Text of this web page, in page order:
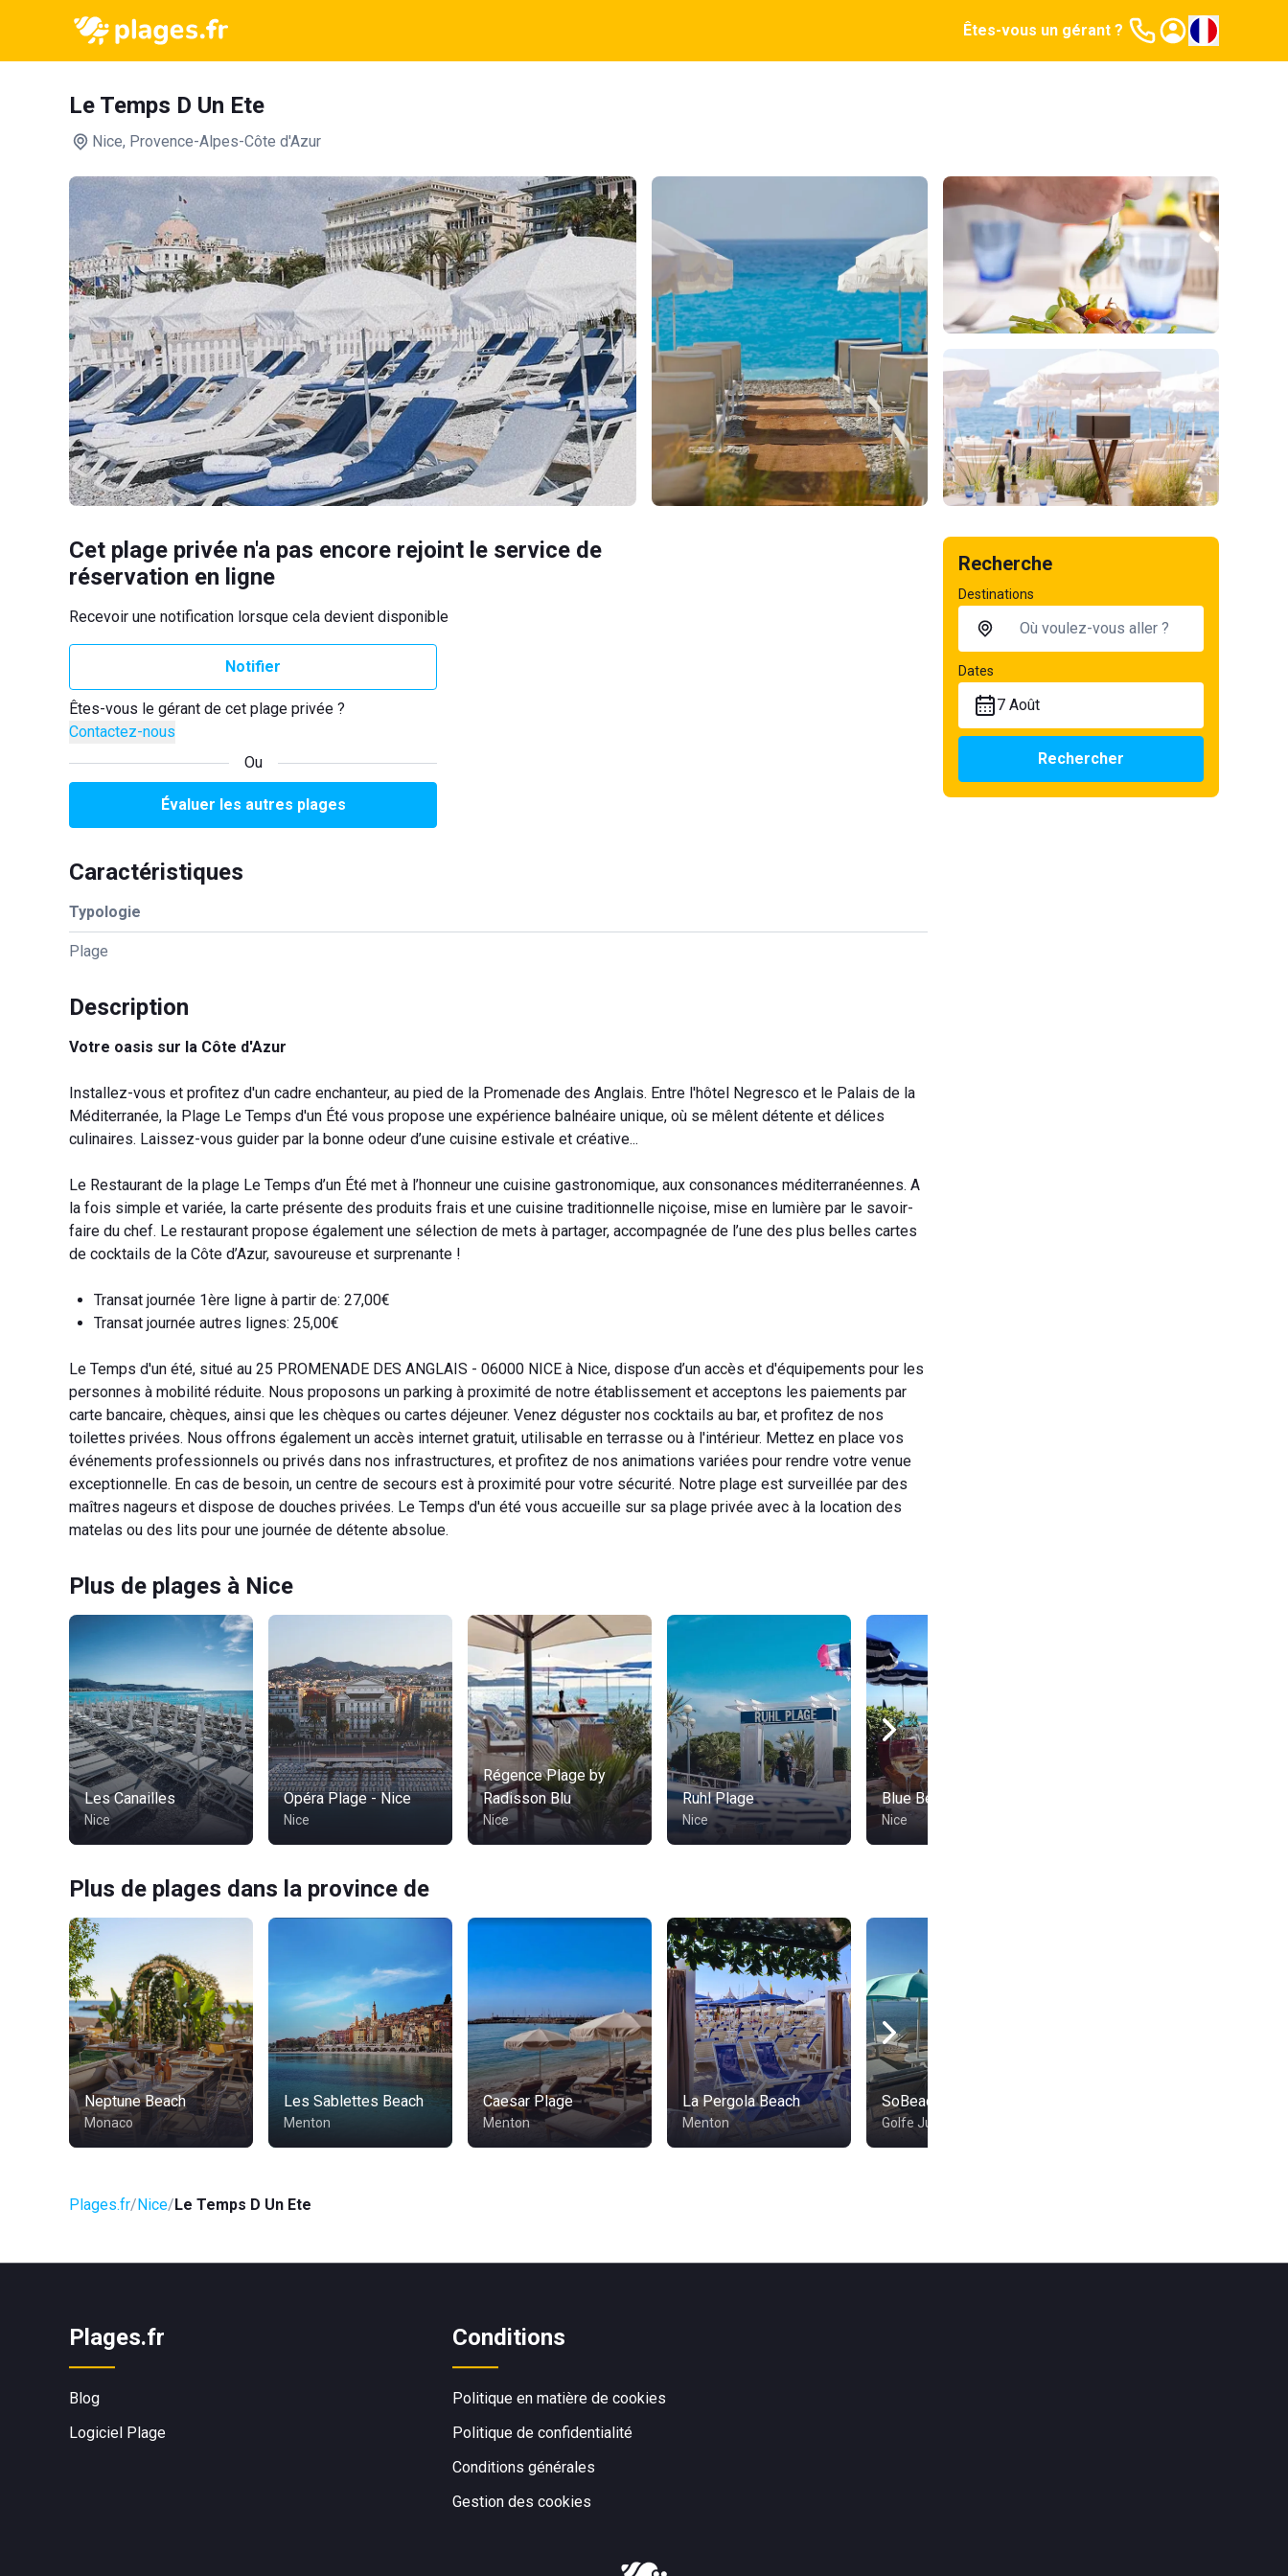
Êtes-vous un gérant ?
Le Temps D Un Ete
Nice, Provence-Alpes-Côte d'Azur
Cet plage privée n'a pas encore rejoint le service de
réservation en ligne
Recevoir une notification lorsque cela devient disponible
Notifier
Êtes-vous le gérant de cet plage privée ?
Contactez-nous
Ou
Évaluer les autres plages
Caractéristiques
Typologie
Plage
Description
Votre oasis sur la Côte d'Azur
Installez-vous et profitez d'un cadre enchanteur, au pied de la Promenade des Anglais. Entre l'hôtel Negresco et le Palais de la
Méditerranée, la Plage Le Temps d'un Été vous propose une expérience balnéaire unique, où se mêlent détente et délices
culinaires. Laissez-vous guider par la bonne odeur d’une cuisine estivale et créative...
Le Restaurant de la plage Le Temps d’un Été met à l’honneur une cuisine gastronomique, aux consonances méditerranéennes. A
la fois simple et variée, la carte présente des produits frais et une cuisine traditionnelle niçoise, mise en lumière par le savoir-
faire du chef. Le restaurant propose également une sélection de mets à partager, accompagnée de l’une des plus belles cartes
de cocktails de la Côte d’Azur, savoureuse et surprenante !
Transat journée 1ère ligne à partir de: 27,00€
Transat journée autres lignes: 25,00€
Le Temps d'un été, situé au 25 PROMENADE DES ANGLAIS - 06000 NICE à Nice, dispose d’un accès et d'équipements pour les
personnes à mobilité réduite. Nous proposons un parking à proximité de notre établissement et acceptons les paiements par
carte bancaire, chèques, ainsi que les chèques ou cartes déjeuner. Venez déguster nos cocktails au bar, et profitez de nos
toilettes privées. Nous offrons également un accès internet gratuit, utilisable en terrasse ou à l'intérieur. Mettez en place vos
événements professionnels ou privés dans nos infrastructures, et profitez de nos animations variées pour rendre votre venue
exceptionnelle. En cas de besoin, un centre de secours est à proximité pour votre sécurité. Notre plage est surveillée par des
maîtres nageurs et dispose de douches privées. Le Temps d'un été vous accueille sur sa plage privée avec à la location des
matelas ou des lits pour une journée de détente absolue.
Plus de plages à Nice
Les Canailles
Nice
Opéra Plage - Nice
Nice
Régence Plage by
Radisson Blu
Nice
Ruhl Plage
Nice
Blue Beach
Nice
Plus de plages dans la province de
Neptune Beach
Monaco
Les Sablettes Beach
Menton
Caesar Plage
Menton
La Pergola Beach
Menton
SoBeach
Golfe Juan
Plages.fr Nice Le Temps D Un Ete
Recherche
Destinations
Dates
7 Août
Rechercher
Plages.fr
Blog
Logiciel Plage
Conditions
Politique en matière de cookies
Politique de confidentialité
Conditions générales
Gestion des cookies